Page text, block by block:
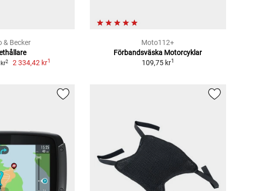
& Becker
2 2 334,42 kr1
Moto112+
Förbandsväska Motorcyklar
109,75 kr1